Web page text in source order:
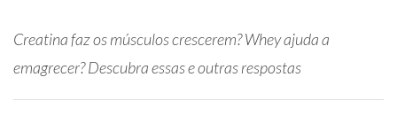
Creatina faz os músculos crescerem? Whey ajuda a
emagrecer? Descubra essas e outras respostas